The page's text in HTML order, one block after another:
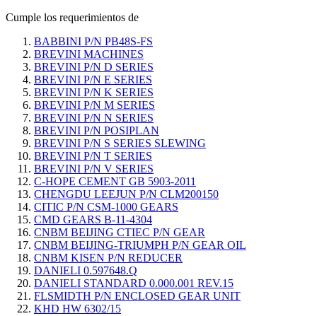
Cumple los requerimientos de
BABBINI P/N PB48S-FS
BREVINI MACHINES
BREVINI P/N D SERIES
BREVINI P/N E SERIES
BREVINI P/N K SERIES
BREVINI P/N M SERIES
BREVINI P/N N SERIES
BREVINI P/N POSIPLAN
BREVINI P/N S SERIES SLEWING
BREVINI P/N T SERIES
BREVINI P/N V SERIES
C-HOPE CEMENT GB 5903-2011
CHENGDU LEEJUN P/N CLM200150
CITIC P/N CSM-1000 GEARS
CMD GEARS B-11-4304
CNBM BEIJING CTIEC P/N GEAR
CNBM BEIJING-TRIUMPH P/N GEAR OIL
CNBM KISEN P/N REDUCER
DANIELI 0.597648.Q
DANIELI STANDARD 0.000.001 REV.15
FLSMIDTH P/N ENCLOSED GEAR UNIT
KHD HW 6302/15